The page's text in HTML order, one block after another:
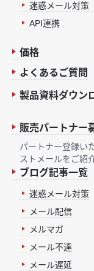
迷惑メール対策
API連携
価格
よくあるご質問
製品資料ダウン
販売パートナー
パートナー登録い
ストメールをご紹
ブログ記事一覧
迷惑メール対策
メール配信
メルマガ
メール不達
メール遅延